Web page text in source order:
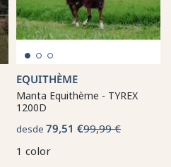
EQUITHÈME
Manta Equithème - TYREX
1200D
desde 79,51 €99,99 €
1 color